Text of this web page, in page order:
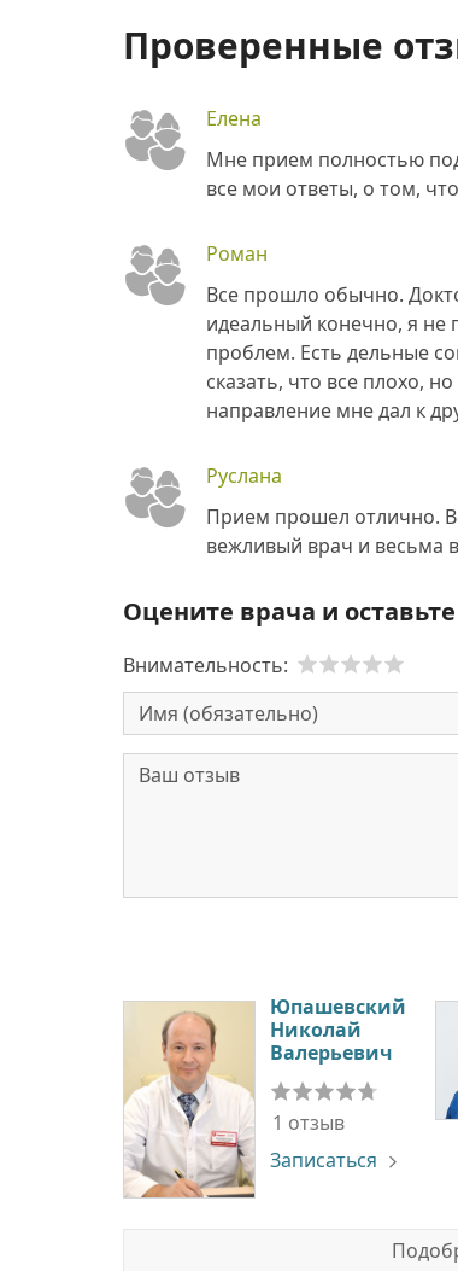
Проверенные
Елена
Мне прием полностью
все мои ответы, о том,
Роман
Все прошло обычно.
идеальный конечно, я не
проблем. Есть дельные
сказать, что все плохо,
направление мне дал к
Руслана
Прием прошел отлично.
вежливый врач и весьма
Оцените врача и
Внимательность:
Юпашевский
Николай
Валерьевич
1 отзыв
Записаться